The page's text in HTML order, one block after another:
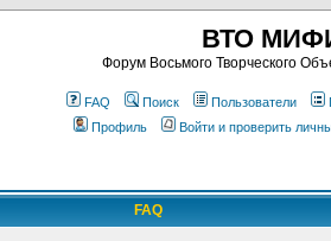
ВТО
Форум Восьмого Творческого
FAQ Поиск Пользователи
Профиль
Войти и проверить
FAQ